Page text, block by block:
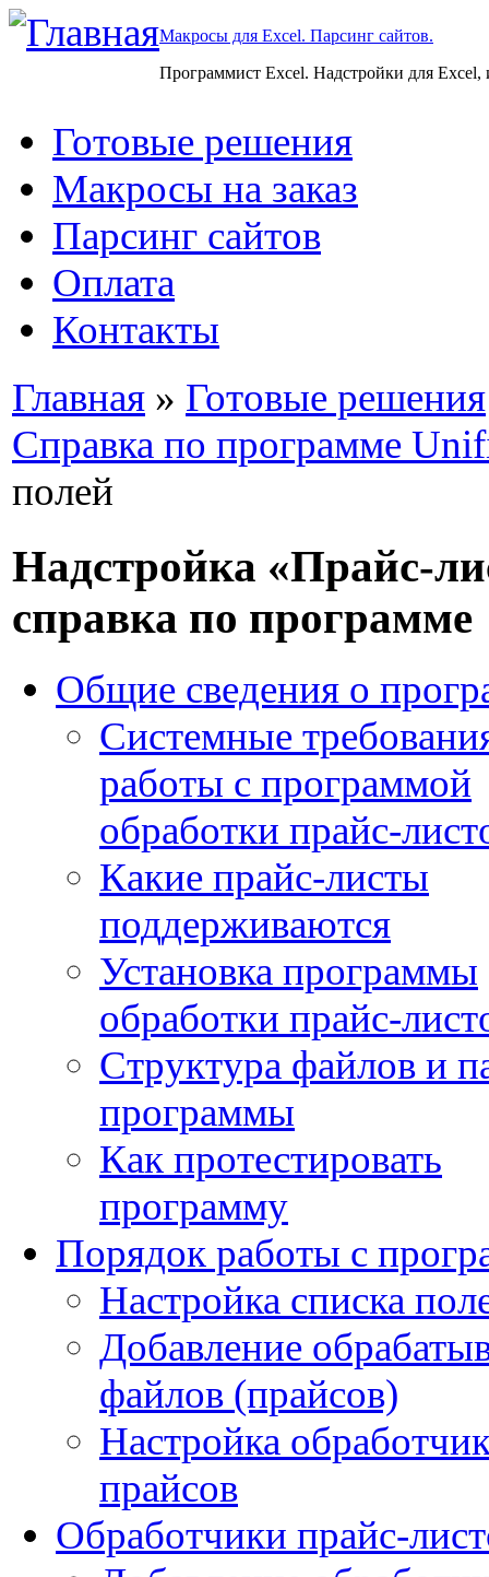
Макросы для Excel. Парсинг сайтов.
Программист Excel. Надстройки для Excel,
Готовые решения
Макросы на заказ
Парсинг сайтов
Оплата
Контакты
Главная » Готовые решения
Справка по программе
полей
Надстройка «Прайс-
справка по программе
Общие сведения о
Системные
работы с программой
обработки прайс-
Какие прайс-листы
поддерживаются
Установка программы
обработки прайс-
Структура файлов и
программы
Как протестировать
программу
Порядок работы с
Настройка списка
Добавление
файлов (прайсов)
Настройка
прайсов
Обработчики прайс-